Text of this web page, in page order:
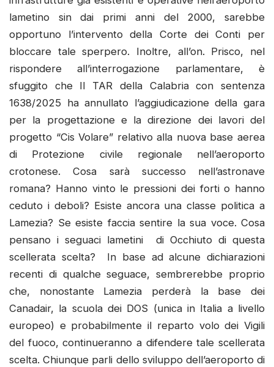
lametino sin dai primi anni del 2000, sarebbe
opportuno l’intervento della Corte dei Conti per
bloccare tale sperpero. Inoltre, all’on. Prisco, nel
rispondere all’interrogazione parlamentare, è
sfuggito che Il TAR della Calabria con sentenza
1638/2025 ha annullato l’aggiudicazione della gara
per la progettazione e la direzione dei lavori del
progetto “Cis Volare” relativo alla nuova base aerea
di Protezione civile regionale nell’aeroporto
crotonese. Cosa sarà successo nell’astronave
romana? Hanno vinto le pressioni dei forti o hanno
ceduto i deboli? Esiste ancora una classe politica a
Lamezia? Se esiste faccia sentire la sua voce. Cosa
pensano i seguaci lametini di Occhiuto di questa
scellerata scelta? In base ad alcune dichiarazioni
recenti di qualche seguace, sembrerebbe proprio
che, nonostante Lamezia perderà la base dei
Canadair, la scuola dei DOS (unica in Italia a livello
europeo) e probabilmente il reparto volo dei Vigili
del fuoco, continueranno a difendere tale scellerata
scelta. Chiunque parli dello sviluppo dell’aeroporto di